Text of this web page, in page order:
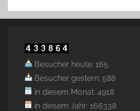
Besucher heute: 165
Besucher gestern: 588
in diesem Monat: 4918
in diesem Jahr: 166338